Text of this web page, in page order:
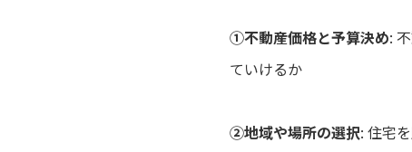
①不動産価格と予算決め:
ていけるか
②地域や場所の選択: 住宅